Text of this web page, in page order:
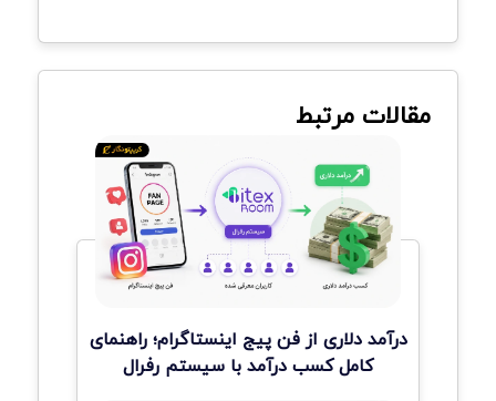
مقالات مرتبط
درآمد دلاری از فن پیج اینستاگرام؛ راهنمای
کامل کسب درآمد با سیستم رفرال